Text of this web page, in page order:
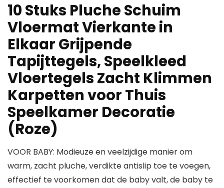
10 Stuks Pluche Schuim
Vloermat Vierkante in
Elkaar Grijpende
Tapijttegels, Speelkleed
Vloertegels Zacht Klimmen
Karpetten voor Thuis
Speelkamer Decoratie
(Roze)
VOOR BABY: Modieuze en veelzijdige manier om
warm, zacht pluche, verdikte antislip toe te voegen,
effectief te voorkomen dat de baby valt, de baby te